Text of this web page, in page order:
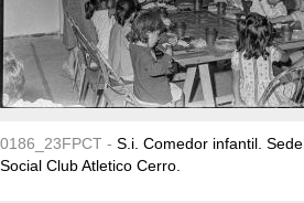
0186_23FPCT - S.i. Comedor infantil. Sede
Social Club Atletico Cerro.